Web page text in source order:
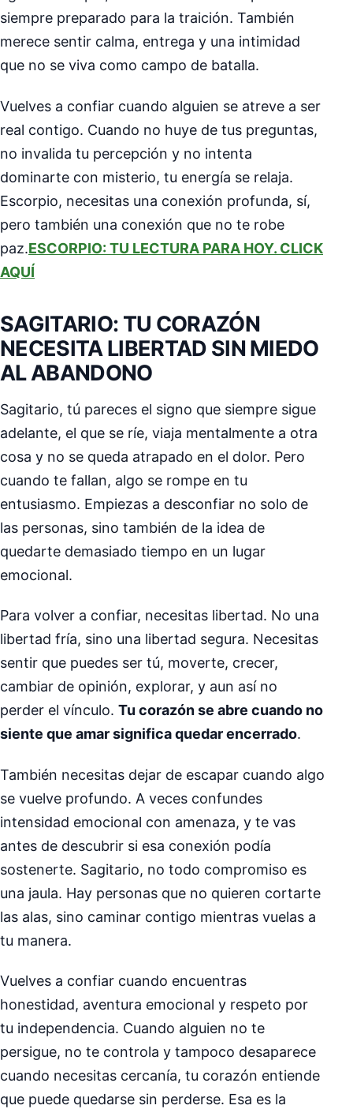
siempre preparado para la traición. También
merece sentir calma, entrega y una intimidad
que no se viva como campo de batalla.
Vuelves a confiar cuando alguien se atreve a ser
real contigo. Cuando no huye de tus preguntas,
no invalida tu percepción y no intenta
dominarte con misterio, tu energía se relaja.
Escorpio, necesitas una conexión profunda, sí,
pero también una conexión que no te robe
paz.ESCORPIO: TU LECTURA PARA HOY. CLICK
AQUÍ
SAGITARIO: TU CORAZÓN
NECESITA LIBERTAD SIN MIEDO
AL ABANDONO
Sagitario, tú pareces el signo que siempre sigue
adelante, el que se ríe, viaja mentalmente a otra
cosa y no se queda atrapado en el dolor. Pero
cuando te fallan, algo se rompe en tu
entusiasmo. Empiezas a desconfiar no solo de
las personas, sino también de la idea de
quedarte demasiado tiempo en un lugar
emocional.
Para volver a confiar, necesitas libertad. No una
libertad fría, sino una libertad segura. Necesitas
sentir que puedes ser tú, moverte, crecer,
cambiar de opinión, explorar, y aun así no
perder el vínculo. Tu corazón se abre cuando no
siente que amar significa quedar encerrado.
También necesitas dejar de escapar cuando algo
se vuelve profundo. A veces confundes
intensidad emocional con amenaza, y te vas
antes de descubrir si esa conexión podía
sostenerte. Sagitario, no todo compromiso es
una jaula. Hay personas que no quieren cortarte
las alas, sino caminar contigo mientras vuelas a
tu manera.
Vuelves a confiar cuando encuentras
honestidad, aventura emocional y respeto por
tu independencia. Cuando alguien no te
persigue, no te controla y tampoco desaparece
cuando necesitas cercanía, tu corazón entiende
que puede quedarse sin perderse. Esa es la